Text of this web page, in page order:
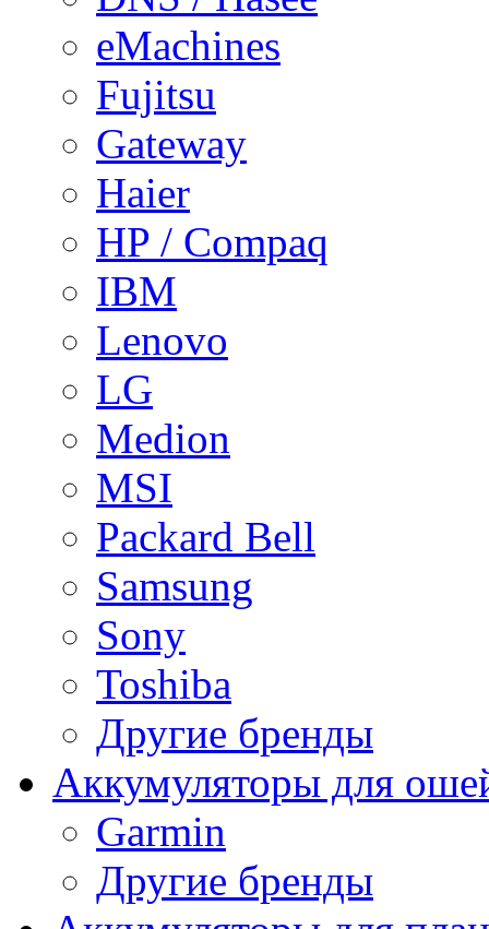
eMachines
Fujitsu
Gateway
Haier
HP / Compaq
IBM
Lenovo
LG
Medion
MSI
Packard Bell
Samsung
Sony
Toshiba
Другие бренды
Аккумуляторы для
Garmin
Другие бренды